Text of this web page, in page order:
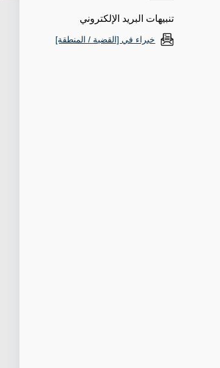
تنبيهات البريد الإلكتروني
خبراء في [القضية / المنطقة]